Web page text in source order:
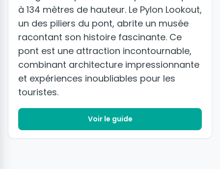
à 134 mètres de hauteur. Le Pylon Lookout,
un des piliers du pont, abrite un musée
racontant son histoire fascinante. Ce
pont est une attraction incontournable,
combinant architecture impressionnante
et expériences inoubliables pour les
touristes.
Voir le guide